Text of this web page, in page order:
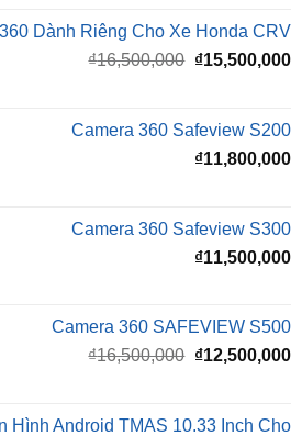
Dành Riêng Cho Xe Honda CRV
₫16,500,000 Giá
₫16,500,000.
₫15,500,000
Camera 360 Safeview S200
₫11,800,000
Camera 360 Safeview S300
₫11,500,000
Camera 360 SAFEVIEW S500
₫16,500,000 Giá
₫16,500,000.
₫12,500,000
Hình Android TMAS 10.33 Inch Cho